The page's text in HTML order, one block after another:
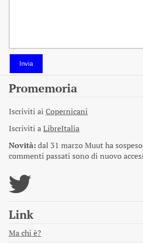
Invia
Promemoria
Iscriviti ai Copernicani
Iscriviti aLibreItalia
Novità:dal 31 marzo Muut ha
commenti passati sono di nuovo
Link
Ma chi è?